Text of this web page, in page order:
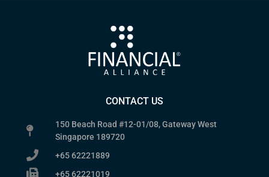
CONTACT US
150 Beach Road #12-01/08, Gateway West
Singapore 189720
+65 62221889
+65 62221019